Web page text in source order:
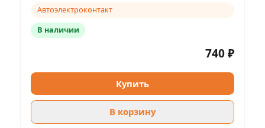
Автоэлектроконтакт
В наличии
740 ₽
Купить
В корзину